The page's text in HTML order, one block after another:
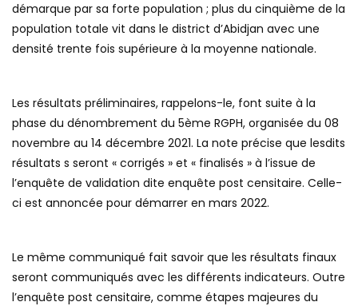
démarque par sa forte population ; plus du cinquième de la
population totale vit dans le district d’Abidjan avec une
densité trente fois supérieure à la moyenne nationale.
Les résultats préliminaires, rappelons-le, font suite à la
phase du dénombrement du 5ème RGPH, organisée du 08
novembre au 14 décembre 2021. La note précise que lesdits
résultats s seront « corrigés » et « finalisés » à l’issue de
l’enquête de validation dite enquête post censitaire. Celle-
ci est annoncée pour démarrer en mars 2022.
Le même communiqué fait savoir que les résultats finaux
seront communiqués avec les différents indicateurs. Outre
l’enquête post censitaire, comme étapes majeures du